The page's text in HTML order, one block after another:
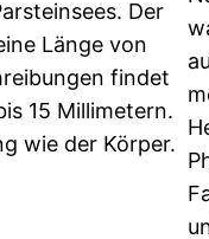
Der
Länge von
findet
15 Millimetern.
wie der Körper.